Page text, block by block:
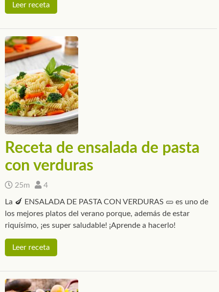
Leer receta
Receta de ensalada de pasta
con verduras
25m 4
La 🍆 ENSALADA DE PASTA CON VERDURAS 🥒 es uno de
los mejores platos del verano porque, además de estar
riquísimo, ¡es super saludable! ¡Aprende a hacerlo!
Leer receta